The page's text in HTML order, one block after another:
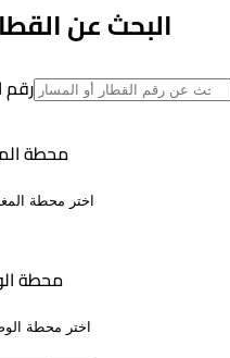
البحث عن
رقم
محطة
محطة